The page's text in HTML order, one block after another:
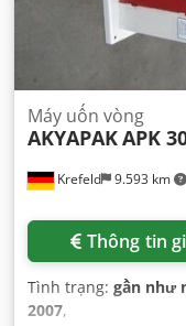
Krefeld 9.593 km
Máy uốn vòng
AKYAPAKAPK
Thông tin
Tình trạng: gần như
2007,